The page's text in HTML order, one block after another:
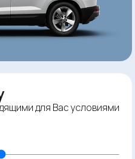
для Вас условиями